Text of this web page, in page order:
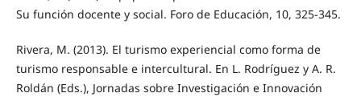
Su función docente y social. Foro de Educación, 10, 325-345.
Rivera, M. (2013). El turismo experiencial como forma de
turismo responsable e intercultural. En L. Rodríguez y A. R.
Roldán (Eds.), Jornadas sobre Investigación e Innovación